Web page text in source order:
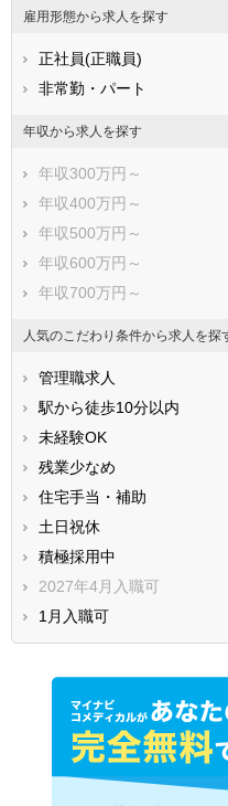
鹿児島県
雇用形態から求人を探す
正社員(正職員)
非常勤・パート
年収から求人を探す
年収300万円～
年収400万円～
年収500万円～
年収600万円～
年収700万円～
人気のこだわり条件から求人を探
管理職求人
駅から徒歩10分以内
未経験OK
残業少なめ
住宅手当・補助
土日祝休
積極採用中
2027年4月入職可
1月入職可